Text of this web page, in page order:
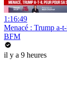
1:16:49
Menacé : Trump a-
BFM
il y a 9 heures